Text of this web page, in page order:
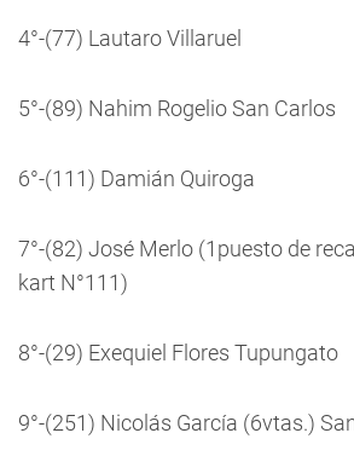
4°-(77) Lautaro Villaruel
5°-(89) Nahim Rogelio San Carlos
6°-(111) Damián Quiroga
7°-(82) José Merlo (1puesto de
kart N°111)
8°-(29) Exequiel Flores Tupungato
9°-(251) Nicolás García (6vtas.)